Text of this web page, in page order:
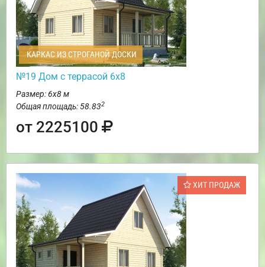
КАРКАС ИЗ СТРОГАНОЙ ДОСКИ
№19 Дом с террасой 6х8
Размер: 6х8 м
Общая площадь: 58.832
от 2225100
ХИТ ПРОДАЖ